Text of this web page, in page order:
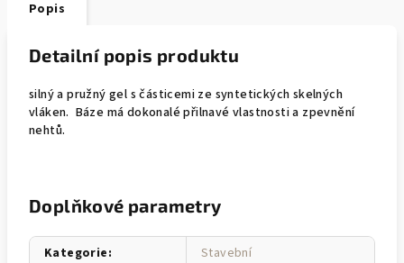
Popis
Detailní popis produktu
silný a pružný gel s částicemi ze syntetických skelných
vláken. Báze má dokonalé přilnavé vlastnosti a zpevnění
nehtů.
Doplňkové parametry
Kategorie:
Stavební